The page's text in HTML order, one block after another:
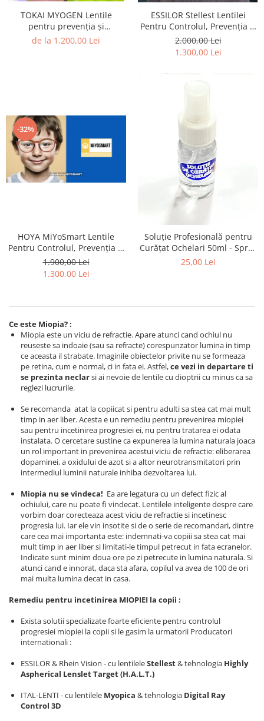
Metal ( Aluminum )
Metal + Plastic
Ana Hickmann
Ben.X
Blumarine
Carolina Herrera
Cazal
Diesel
Dunhill
Emporio Armani
Guess
Hackett London
Hugo Boss
J.F.Rey
Jaguar
Jean Louis Bertier
Just Cavalli
Miraflex
Mondoo
Montblanc
Nina Ricci
Ocean
Point
Polaroid
Police
Porsche Design
Romeo Careye
Silhouette
Stepper Titan
Swarovski
TOKAI MYOGEN Lentile
pentru prevenția și
incetinirea Miopiei la copii
de la 1.200,00 Lei
ESSILOR Stellest Lentilei
Pentru Controlul, Prevenția și
Incetinirea MIOPIEI La Copii
2.000,00 Lei
1.300,00 Lei
-32%
HOYA MiYoSmart Lentile
Pentru Controlul, Prevenția și
1.900,00 Lei
1.300,00 Lei
Soluție Profesională pentru
Curățat Ochelari 50ml - Spray
Anti-Urme pentru Lentile,
25,00 Lei
Ce este Miopia? :
Miopia este un viciu de refractie. Apare atunci cand ochiul nu
reuseste sa indoaie (sau sa refracte) corespunzator lumina in timp
ce aceasta il strabate. Imaginile obiectelor privite nu se formeaza
pe retina, cum e normal, ci in fata ei. Astfel,ce vezi in departare ti
se prezinta neclarsi ai nevoie de lentile cu dioptrii cu minus ca sa
reglezi lucrurile.
Se recomanda atat la copiicat si pentru adulti sa stea cat mai mult
timp in aer liber. Acesta e un remediu pentru prevenirea miopiei
sau pentru incetinirea progresiei ei, nu pentru tratarea ei odata
instalata. O cercetare sustine ca expunerea la lumina naturala joaca
un rol important in prevenirea acestui viciu de refractie: eliberarea
dopaminei, a oxidului de azot si a altor neurotransmitatori prin
intermediul luminii naturale inhiba dezvoltarea lui.
Miopia nu se vindeca! Ea are legatura cu un defect fizic al
ochiului, care nu poate fi vindecat. Lentilele inteligente despre care
vorbim doar corecteaza acest viciu de refractie si incetinesc
progresia lui. Iar ele vin insotite si de o serie de recomandari, dintre
care cea mai importanta este: indemnati-va copiii sa stea cat mai
mult timp in aer liber si limitati-le timpul petrecut in fata ecranelor.
Indicate sunt minim doua ore pe zi petrecute in lumina naturala. Si
atunci cand e innorat, daca sta afara, copilul va avea de 100 de ori
mai multa lumina decat in casa.
Remediu pentru incetinirea MIOPIEI la copii :
Exista solutii specializate foarte eficiente pentru controlul
progresiei miopiei la copii si le gasim la urmatorii Producatori
internationali :
ESSILOR & Rhein Vision - cu lentileleStellest& tehnologia Highly
Aspherical Lenslet Target (H.A.L.T.)
ITAL-LENTI - cu lentilele Myopica & tehnologia Digital Ray
Control 3D